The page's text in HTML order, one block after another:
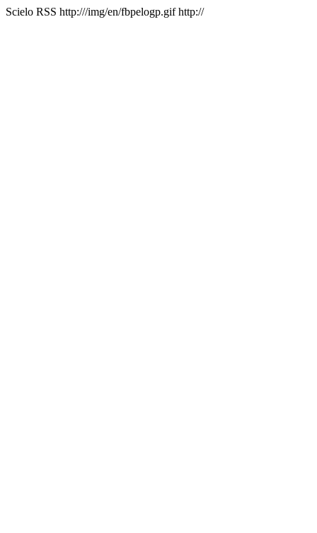
Scielo RSS http:///img/en/fbpelogp.gif http://